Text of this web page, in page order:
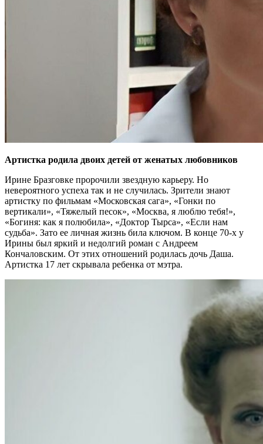
Артистка родила двоих детей от женатых любовников
Ирине Бразговке пророчили звездную карьеру. Но
невероятного успеха так и не случилась. Зрители знают
артистку по фильмам «Московская сага», «Гонки по
вертикали», «Тяжелый песок», «Москва, я люблю тебя!»,
«Богиня: как я полюбила», «Доктор Тырса», «Если нам
судьба». Зато ее личная жизнь била ключом. В конце 70-х у
Ирины был яркий и недолгий роман с Андреем
Кончаловским. От этих отношений родилась дочь Даша.
Артистка 17 лет скрывала ребенка от мэтра.